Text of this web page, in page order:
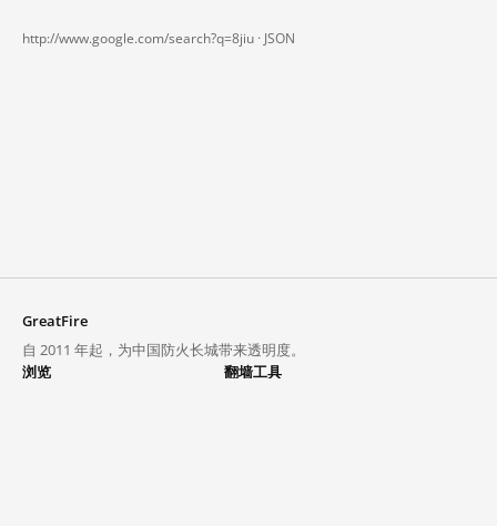
http://www.google.com/search?q=8jiu · JSON
GreatFire
自 2011 年起，为中国防火长城带来透明度。
浏览
翻墙工具